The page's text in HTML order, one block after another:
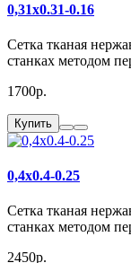
0,31x0.31-0.16
Сетка тканая
станках методом
1700р.
Купить
0,4x0.4-0.25
Сетка тканая
станках методом
2450р.